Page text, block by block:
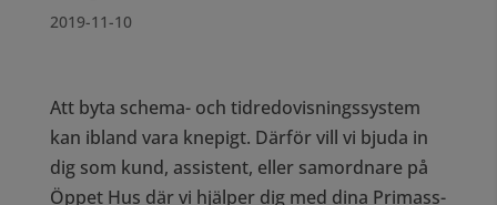
2019-11-10
Att byta schema- och tidredovisningssystem
kan ibland vara knepigt. Därför vill vi bjuda in
dig som kund, assistent, eller samordnare på
Öppet Hus där vi hjälper dig med dina Primass-